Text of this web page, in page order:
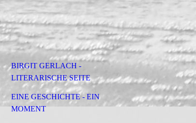
BIRGIT GERLACH -
LITERARISCHE SEITE
EINE GESCHICHTE - EIN
MOMENT